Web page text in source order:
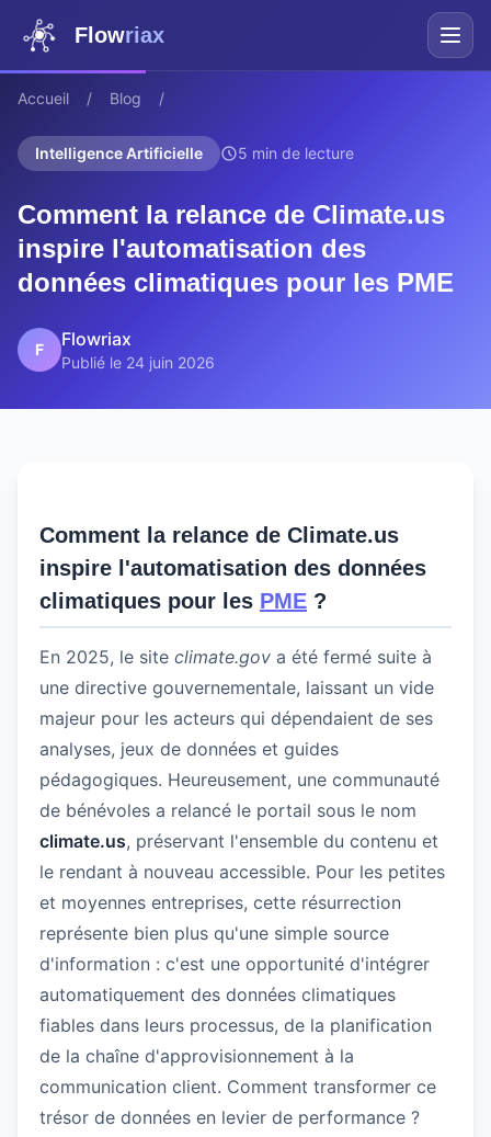
Flowriax
Accueil / Blog /
Intelligence Artificielle 5 min de lecture
Comment la relance de Climate.us
inspire l'automatisation des
données climatiques pour les PME
F Flowriax
Publié le 24 juin 2026
Comment la relance de Climate.us
inspire l'automatisation des données
climatiques pour les PME ?
En 2025, le site climate.gov a été fermé suite à
une directive gouvernementale, laissant un vide
majeur pour les acteurs qui dépendaient de ses
analyses, jeux de données et guides
pédagogiques. Heureusement, une communauté
de bénévoles a relancé le portail sous le nom
climate.us, préservant l'ensemble du contenu et
le rendant à nouveau accessible. Pour les petites
et moyennes entreprises, cette résurrection
représente bien plus qu'une simple source
d'information : c'est une opportunité d'intégrer
automatiquement des données climatiques
fiables dans leurs processus, de la planification
de la chaîne d'approvisionnement à la
communication client. Comment transformer ce
trésor de données en levier de performance ?